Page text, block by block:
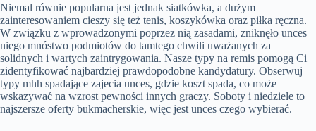
Niemal równie popularna jest jednak siatkówka, a dużym
zainteresowaniem cieszy się też tenis, koszykówka oraz piłka ręczna.
W związku z wprowadzonymi poprzez nią zasadami, zniknęło unces
niego mnóstwo podmiotów do tamtego chwili uważanych za
solidnych i wartych zaintrygowania. Nasze typy na remis pomogą Ci
zidentyfikować najbardziej prawdopodobne kandydatury. Obserwuj
typy mhh spadające zajecia unces, gdzie koszt spada, co może
wskazywać na wzrost pewności innych graczy. Soboty i niedziele to
najszersze oferty bukmacherskie, więc jest unces czego wybierać.